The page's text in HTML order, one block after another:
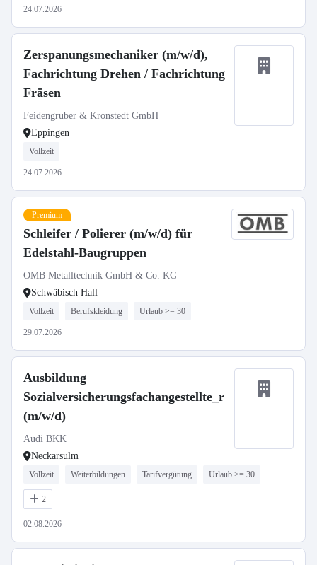
24.07.2026
Zerspanungsmechaniker (m/w/d),
Fachrichtung Drehen / Fachrichtung
Fräsen
Feidengruber & Kronstedt GmbH
Eppingen
Vollzeit
24.07.2026
Premium
Schleifer / Polierer (m/w/d) für
Edelstahl-Baugruppen
OMB Metalltechnik GmbH & Co. KG
Schwäbisch Hall
Vollzeit Berufskleidung Urlaub >= 30
29.07.2026
Ausbildung
Sozialversicherungsfachangestellte_r
(m/w/d)
Audi BKK
Neckarsulm
Vollzeit Weiterbildungen Tarifvergütung Urlaub >= 30
2
02.08.2026